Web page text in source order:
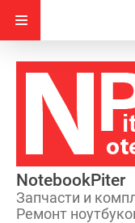
NotebookPiter
Запчасти и
Ремонт